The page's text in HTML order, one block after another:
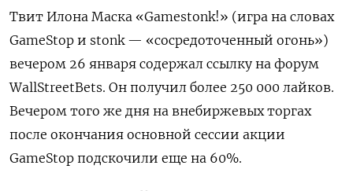
Твит Илона Маска «Gamestonk!» (игра на словах
GameStop и stonk— «сосредоточенный огонь»)
вечером 26 января содержал ссылку на форум
WallStreetBets. Он получил более 250 000 лайков.
Вечером того же дня на внебиржевых торгах
после окончания основной сессии акции
GameStop подскочили еще на 60%.